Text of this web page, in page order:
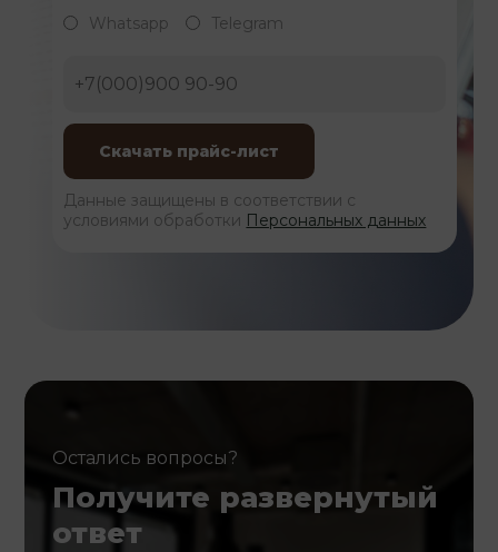
Whatsapp Telegram
Данные защищены в соответствии с
условиями обработки Персональных данных
Остались вопросы?
Получите развернутый
ответ